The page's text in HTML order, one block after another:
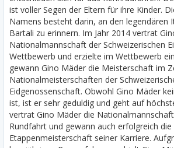
ist voller Segen der Eltern für ihre Kinder.
Namens besteht darin, an den legendären
Bartali zu erinnern. Im Jahr 2014 vertrat
Nationalmannschaft der Schweizerischen
Wettbewerb und erzielte im Wettbewerb
gewann Gino Mäder die Meisterschaft im
Nationalmeisterschaften der
Eidgenossenschaft. Obwohl Gino Mäder
ist, ist er sehr geduldig und geht auf
vertrat Gino Mäder die
Rundfahrt und gewann auch erfolgreich die
Etappenmeisterschaft seiner Karriere.